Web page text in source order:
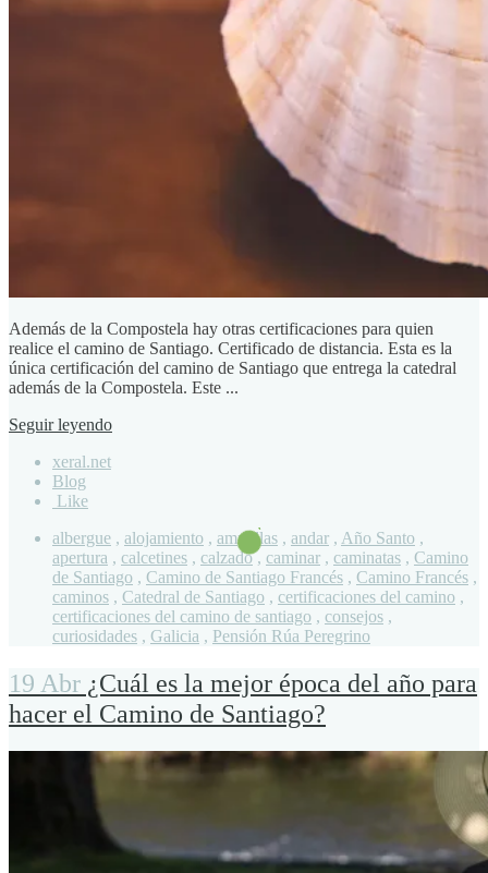
Además de la Compostela hay otras certificaciones para quien
realice el camino de Santiago. Certificado de distancia. Esta es la
única certificación del camino de Santiago que entrega la catedral
además de la Compostela. Este ...
Seguir leyendo
xeral.net
Blog
Like
albergue , alojamiento , ampollas , andar , Año Santo ,
apertura , calcetines , calzado, caminar , caminatas , Camino
de Santiago , Camino de Santiago Francés , Camino Francés ,
caminos , Catedral de Santiago , certificaciones del camino ,
certificaciones del camino de santiago , consejos ,
curiosidades , Galicia , Pensión Rúa Peregrino
19 Abr ¿Cuál es la mejor época del año para
hacer el Camino de Santiago?